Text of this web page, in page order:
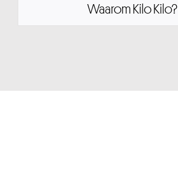
Waarom Kilo Kilo?